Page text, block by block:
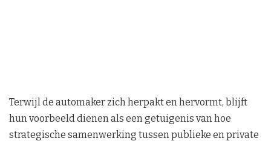
Terwijl de automaker zich herpakt en hervormt, blijft
hun voorbeeld dienen als een getuigenis van hoe
strategische samenwerking tussen publieke en private